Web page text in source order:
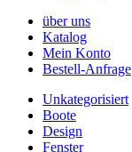
über uns
Katalog
Mein Konto
Bestell-Anfrage
Unkategorisiert
Boote
Design
Fenster